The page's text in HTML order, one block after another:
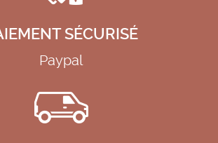
SÉCURISÉ
Paypal